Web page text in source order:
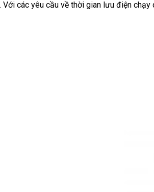
Với các yêu cầu về thời gian lưu điện